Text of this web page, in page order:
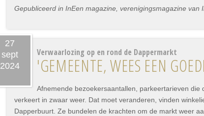
Gepubliceerd in InEen magazine, verenigingsmagazine van
27
sept
2024
Verwaarlozing op en rond de Dappermarkt
'GEMEENTE, WEES EEN
Afnemende bezoekersaantallen, parkeertarieven die
verkeert in zwaar weer. Dat moet veranderen, vinden
Dapperbuurt. Ze bundelen de krachten om de markt weer